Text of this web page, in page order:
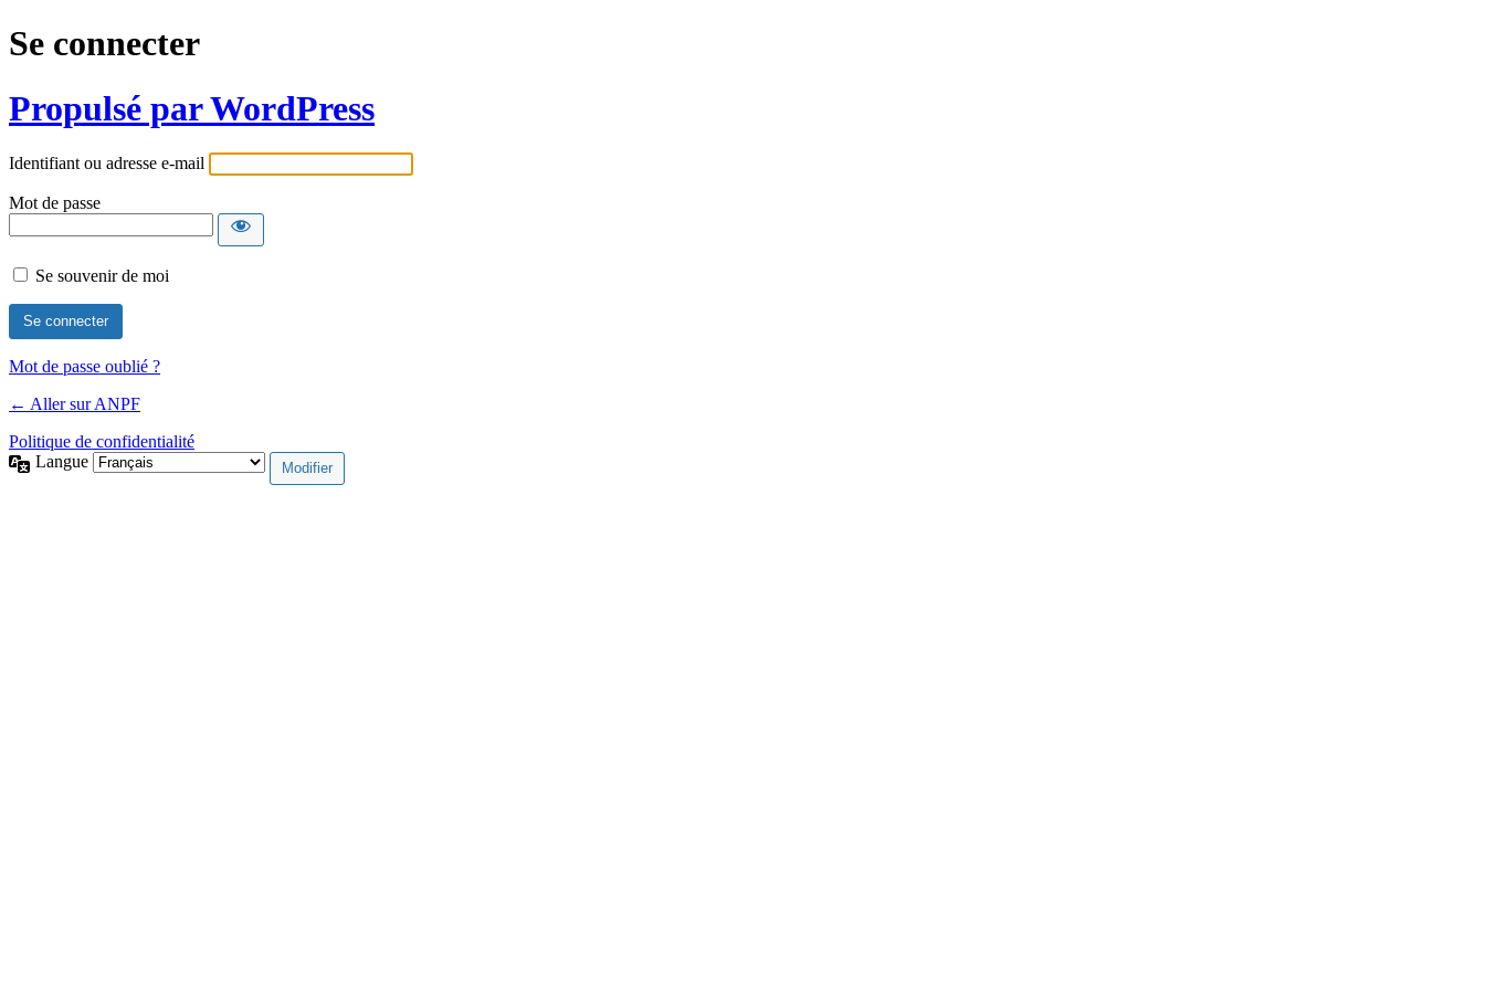
Se connecter
Propulsé par WordPress
Identifiant ou adresse e-mail
Mot de passe
Se souvenir de moi
Mot de passe oublié ?
← Aller sur ANPF
Politique de confidentialité
Langue